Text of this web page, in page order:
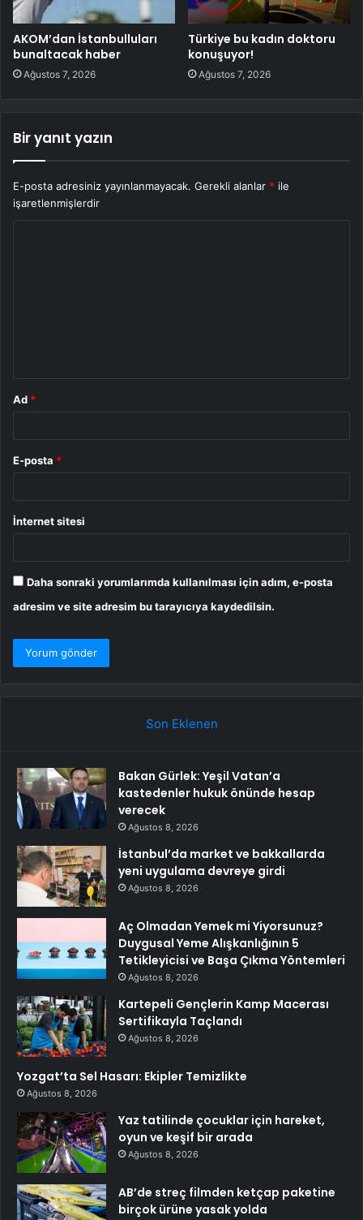
AKOM’dan İstanbulluları
bunaltacak haber
Ağustos 7, 2026
Türkiye bu kadın doktoru
konuşuyor!
Ağustos 7, 2026
Bir yanıt yazın
E-posta adresiniz yayınlanmayacak. Gerekli alanlar * ile
işaretlenmişlerdir
Ad *
E-posta *
İnternet sitesi
Daha sonraki yorumlarımda kullanılması için adım, e-posta
adresim ve site adresim bu tarayıcıya kaydedilsin.
Son Eklenen
Bakan Gürlek: Yeşil Vatan’a
kastedenler hukuk önünde hesap
verecek
Ağustos 8, 2026
İstanbul’da market ve bakkallarda
yeni uygulama devreye girdi
Ağustos 8, 2026
Aç Olmadan Yemek mi Yiyorsunuz?
Duygusal Yeme Alışkanlığının 5
Tetikleyicisi ve Başa Çıkma Yöntemleri
Ağustos 8, 2026
Kartepeli Gençlerin Kamp Macerası
Sertifikayla Taçlandı
Ağustos 8, 2026
Yozgat’ta Sel Hasarı: Ekipler Temizlikte
Ağustos 8, 2026
Yaz tatilinde çocuklar için hareket,
oyun ve keşif bir arada
Ağustos 8, 2026
AB’de streç filmden ketçap paketine
birçok ürüne yasak yolda